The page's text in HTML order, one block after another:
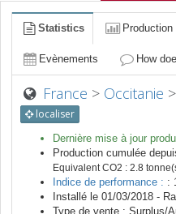
Statistics Production
Evènements How
France > Occitanie >
localiser
Dernière mise à jour
Production cumulée
Equivalent CO2 : 2.8
Indice de performance : :
Installé le 01/03/2018 -
Type de vente : Surplus/